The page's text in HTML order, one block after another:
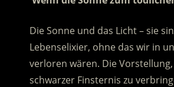
Die Sonne und das Licht – sie
Lebenselixier, ohne das wir in
verloren wären. Die Vorstellung,
schwarzer Finsternis zu